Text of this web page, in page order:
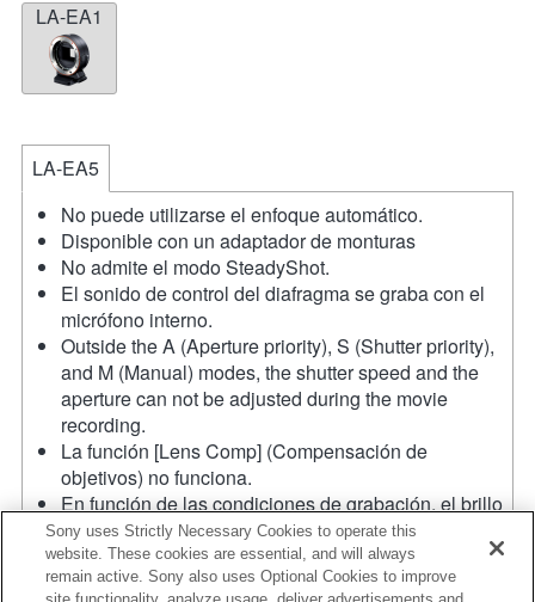
LA-EA1
LA-EA5
No puede utilizarse el enfoque automático.
Disponible con un adaptador de monturas
No admite el modo SteadyShot.
El sonido de control del diafragma se graba con el
micrófono interno.
Outside the A (Aperture priority), S (Shutter priority),
and M (Manual) modes, the shutter speed and the
aperture can not be adjusted during the movie
recording.
La función [Lens Comp] (Compensación de
objetivos) no funciona.
En función de las condiciones de grabación, el brillo
de la imagen puede no ser uniforme. Cambia la
función [Front Curtain Shutter/Obturador de cortinilla
frontal] a [Off/Apagado].
Sony uses Strictly Necessary Cookies to operate this
website. These cookies are essential, and will always
remain active. Sony also uses Optional Cookies to improve